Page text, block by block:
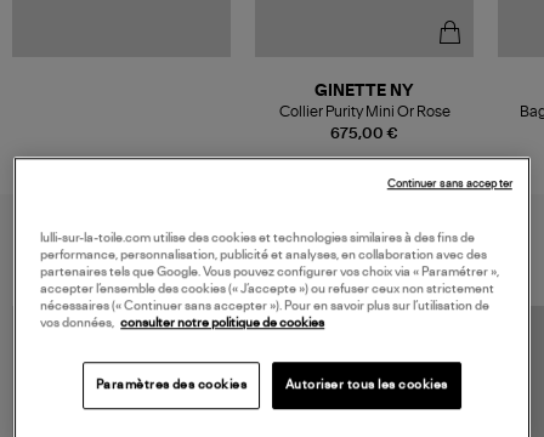
675,00 €
GINETTE NY
Collier Purity Mini Or Rose
VOUS AIMEREZ AUSSI
lulli-sur-la-toile.com utilise des cookies et technologies similaires à des fins de
performance, personnalisation, publicité et analyses, en collaboration avec des
partenaires tels que Google. Vous pouvez configurer vos choix via « Paramétrer »,
accepter l’ensemble des cookies (« J’accepte ») ou refuser ceux non strictement
nécessaires (« Continuer sans accepter »). Pour en savoir plus sur l’utilisation de
vos données, consulter notre politique de cookies
Paramètres des cookies Autoriser tous les cookies
Continuer sans accepter